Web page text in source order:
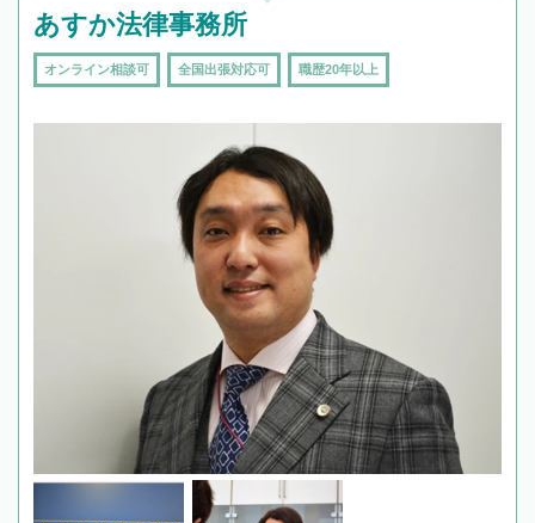
あすか法律事務所
オンライン相談可 全国出張対応可 職歴20年以上